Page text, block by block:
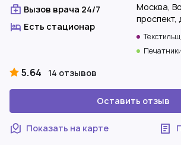
Вызов врача 24/7
Есть стационар
Москва,
проспект,
Печатники
5.64 14 отзывов
Оставить отзыв
Показать на карте